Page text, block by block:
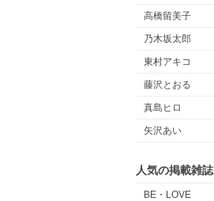
高橋留美子
乃木坂太郎
東村アキコ
藤沢とおる
真島ヒロ
矢沢あい
人気の掲載雑誌
BE・LOVE